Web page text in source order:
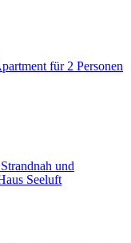
für 2 Personen
und
Seeluft